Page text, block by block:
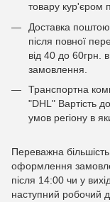
товару кур'єром
Доставка
після повної
від 40 до 60грн. в
замовлення.
Транспортна
"DHL" Вартість
умов регіону в
Переважна
оформлення
після 14:00 чи у
наступний робочий